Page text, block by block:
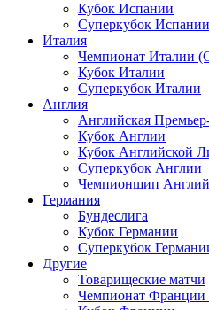
Кубок Испании
Суперкубок Испании
Италия
Чемпионат Италии
Кубок Италии
Суперкубок Италии
Англия
Английская
Кубок Англии
Кубок Английской
Суперкубок Англии
Чемпионшип
Германия
Бундеслига
Кубок Германии
Суперкубок
Другие
Товарищеские матчи
Чемпионат Франции